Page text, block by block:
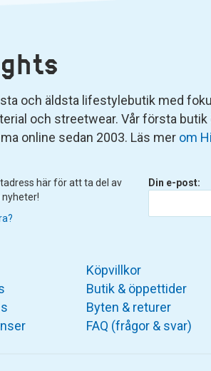
och äldsta lifestylebutik med
och streetwear. Vår första butik
online sedan 2003. Läs mer om
här för att ta del av
Din e-post:
Köpvillkor
Butik & öppettider
Byten & returer
FAQ (frågor & svar)